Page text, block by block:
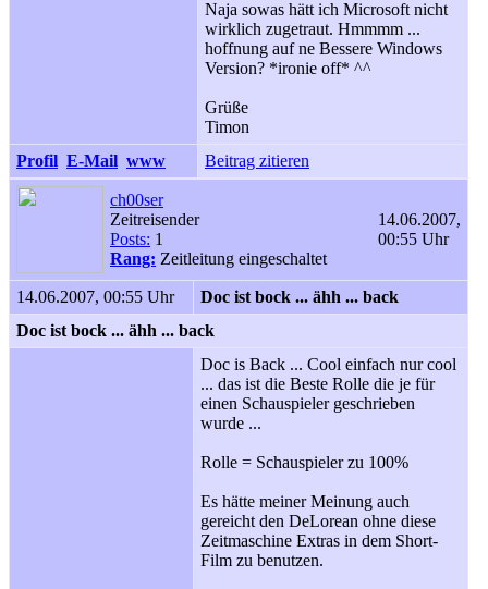
Naja sowas hätt ich Microsoft nicht
wirklich zugetraut. Hmmmm ...
hoffnung auf ne Bessere Windows
Version? *ironie off* ^^
Grüße
Timon
Profil E-Mail www Beitrag zitieren
ch00ser
Zeitreisender
Posts: 1
Rang: Zeitleitung eingeschaltet
14.06.2007,
00:55 Uhr
14.06.2007, 00:55 Uhr
Doc ist bock ... ähh ... back
Doc ist bock ... ähh ... back
Doc is Back ... Cool einfach nur cool
... das ist die Beste Rolle die je für
einen Schauspieler geschrieben
wurde ...
Rolle = Schauspieler zu 100%
Es hätte meiner Meinung auch
gereicht den DeLorean ohne diese
Zeitmaschine Extras in dem Short-
Film zu benutzen.